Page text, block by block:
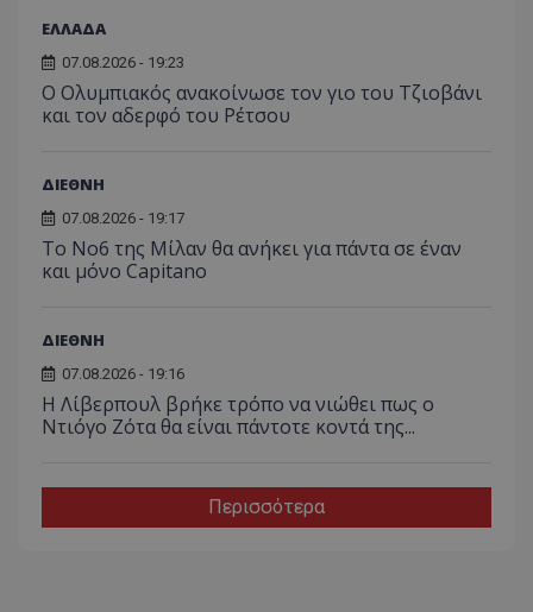
ΕΛΛΑΔΑ
07.08.2026 - 19:23
Ο Ολυμπιακός ανακοίνωσε τον γιο του Τζιοβάνι
και τον αδερφό του Ρέτσου
ΔΙΕΘΝΗ
07.08.2026 - 19:17
Το No6 της Μίλαν θα ανήκει για πάντα σε έναν
και μόνο Capitano
ΔΙΕΘΝΗ
07.08.2026 - 19:16
Η Λίβερπουλ βρήκε τρόπο να νιώθει πως ο
Ντιόγο Ζότα θα είναι πάντοτε κοντά της...
Περισσότερα